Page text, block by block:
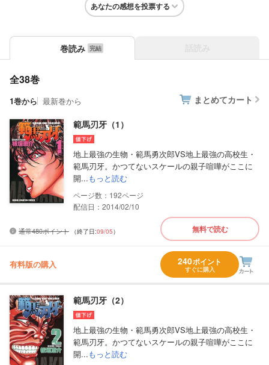
あなたの感想を投票する
巻読み
全38巻
1巻から 最新巻から まとめてカート
範馬刃牙（1）
地上最強の生物・範馬勇次郎VS地上最強の高校生・
範馬刃牙。かつてないスケールの親子喧嘩がここに
開...もっと読む
192
配信日：2014/02/10
通常480ポイント （終了日:09/05） 無料で読む
有料版の購入 240ポイント
すぐに購入
範馬刃牙（2）
地上最強の生物・範馬勇次郎VS地上最強の高校生・
範馬刃牙。かつてないスケールの親子喧嘩がここに
開...もっと読む